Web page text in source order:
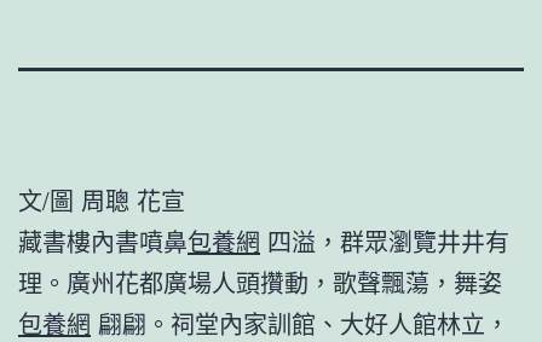
文/圖 周聰 花宣
藏書樓內書噴鼻包養網 四溢，群眾瀏覽井井有
理。廣州花都廣場人頭攢動，歌聲飄蕩，舞姿
包養網 翩翩。祠堂內家訓館、大好人館林立，